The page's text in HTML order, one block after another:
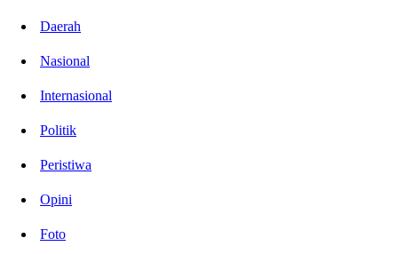
Daerah
Nasional
Internasional
Politik
Peristiwa
Opini
Foto